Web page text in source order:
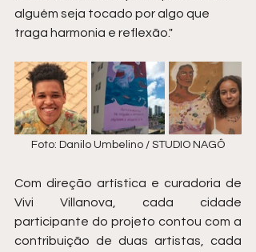
alguém seja tocado por algo que
traga harmonia e reflexão."
Foto: Danilo Umbelino / STUDIO NAGÔ
Com direção artística e curadoria de
Vivi Villanova, cada cidade
participante do projeto contou com a
contribuição de duas artistas, cada